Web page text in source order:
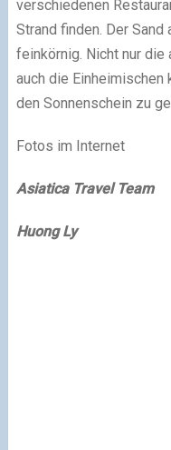
verschiedenen
Strand finden. Der
feinkörnig. Nicht nur die
auch die Einheimischen
den Sonnenschein zu
Fotos im Internet
Asiatica Travel Team
Huong Ly